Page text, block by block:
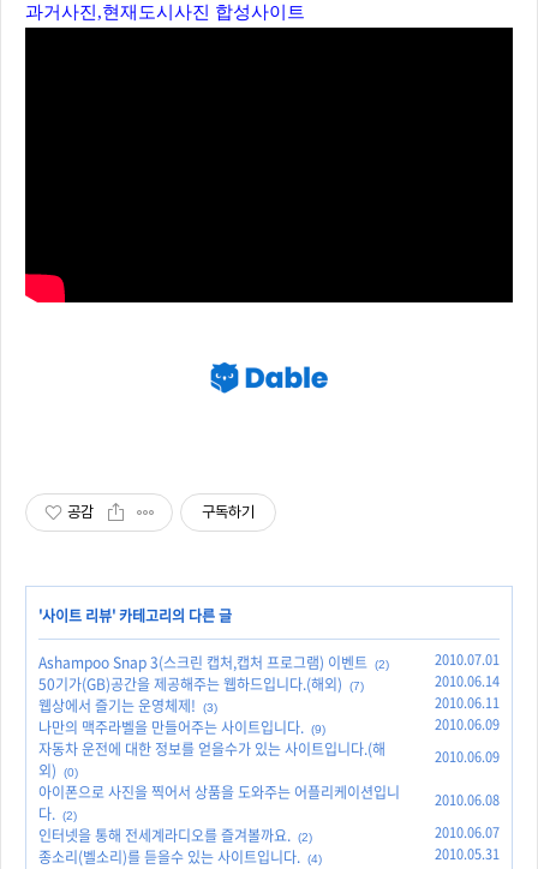
과거사진,현재도시사진 합성사이트
공감 구독하기
'사이트 리뷰' 카테고리의 다른 글
Ashampoo Snap 3(스크린 캡처,캡처 프로그램) 이벤트 (2) 2010.07.01
50기가(GB)공간을 제공해주는 웹하드입니다.(해외) (7) 2010.06.14
웹상에서 즐기는 운영체제! (3) 2010.06.11
나만의 맥주라벨을 만들어주는 사이트입니다. (9) 2010.06.09
자동차 운전에 대한 정보를 얻을수가 있는 사이트입니다.(해
외)
(0)
2010.06.09
아이폰으로 사진을 찍어서 상품을 도와주는 어플리케이션입니
다. (2)
2010.06.08
인터넷을 통해 전세계라디오를 즐겨볼까요. (2) 2010.06.07
종소리(벨소리)를 듣을수 있는 사이트입니다. (4) 2010.05.31